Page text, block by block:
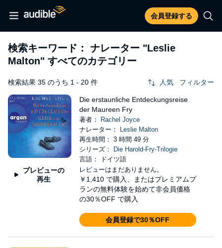
会員登録する
検索キーワード： ナレーター "Leslie
Malton" すべてのカテゴリー
検索結果 35 のうち 1 - 20 件 人気 フィルター
プレビューの
再生
Die erstaunliche Entdeckungsreise
der Maureen Fry
著者：
Rachel Joyce
ナレーター：
Leslie Malton
再生時間： 3 時間 49 分
シリーズ：
Die Harold-Fry-Trilogie
言語： ドイツ語
レビューはまだありません。
￥1,410 で購入、またはプレミアムプ
ランの無料体験を始めて非会員価格
の30％OFF で購入
会員登録で30％OFF